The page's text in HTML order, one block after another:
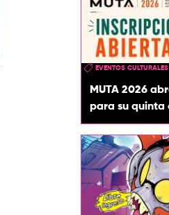
EVENTOS CULTURALES
MUTA 2026
para su quinta